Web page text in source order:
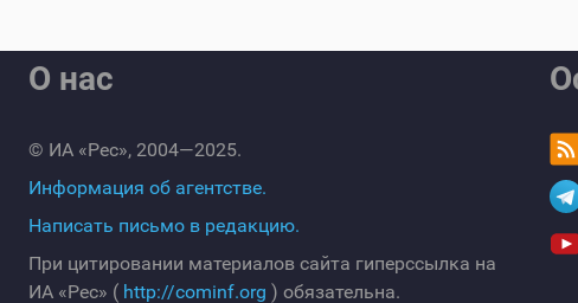
О нас
© ИА «Рес», 2004—2025.
Информация об агентстве.
Написать письмо в редакцию.
При цитировании материалов сайта гиперссылка на
ИА «Рес» ( http://cominf.org ) обязательна.